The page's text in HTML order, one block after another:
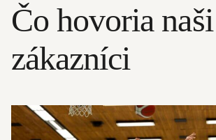
Čo hovoria naši
zákazníci